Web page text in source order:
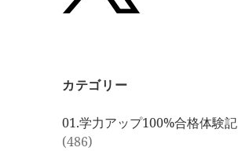
カテゴリー
01.学力アップ100%合格体験記
(486)